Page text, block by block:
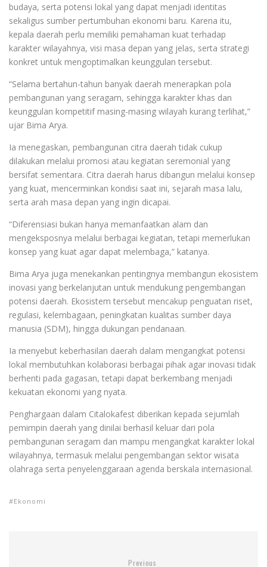
budaya, serta potensi lokal yang dapat menjadi identitas
sekaligus sumber pertumbuhan ekonomi baru. Karena itu,
kepala daerah perlu memiliki pemahaman kuat terhadap
karakter wilayahnya, visi masa depan yang jelas, serta strategi
konkret untuk mengoptimalkan keunggulan tersebut.
“Selama bertahun-tahun banyak daerah menerapkan pola
pembangunan yang seragam, sehingga karakter khas dan
keunggulan kompetitif masing-masing wilayah kurang terlihat,”
ujar Bima Arya.
Ia menegaskan, pembangunan citra daerah tidak cukup
dilakukan melalui promosi atau kegiatan seremonial yang
bersifat sementara. Citra daerah harus dibangun melalui konsep
yang kuat, mencerminkan kondisi saat ini, sejarah masa lalu,
serta arah masa depan yang ingin dicapai.
“Diferensiasi bukan hanya memanfaatkan alam dan
mengeksposnya melalui berbagai kegiatan, tetapi memerlukan
konsep yang kuat agar dapat melembaga,” katanya.
Bima Arya juga menekankan pentingnya membangun ekosistem
inovasi yang berkelanjutan untuk mendukung pengembangan
potensi daerah. Ekosistem tersebut mencakup penguatan riset,
regulasi, kelembagaan, peningkatan kualitas sumber daya
manusia (SDM), hingga dukungan pendanaan.
Ia menyebut keberhasilan daerah dalam mengangkat potensi
lokal membutuhkan kolaborasi berbagai pihak agar inovasi tidak
berhenti pada gagasan, tetapi dapat berkembang menjadi
kekuatan ekonomi yang nyata.
Penghargaan dalam Citalokafest diberikan kepada sejumlah
pemimpin daerah yang dinilai berhasil keluar dari pola
pembangunan seragam dan mampu mengangkat karakter lokal
wilayahnya, termasuk melalui pengembangan sektor wisata
olahraga serta penyelenggaraan agenda berskala internasional.
Ekonomi
Previous